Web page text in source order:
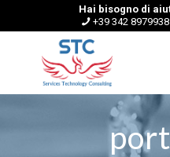
Hai bisogno di
+39 342 8979938